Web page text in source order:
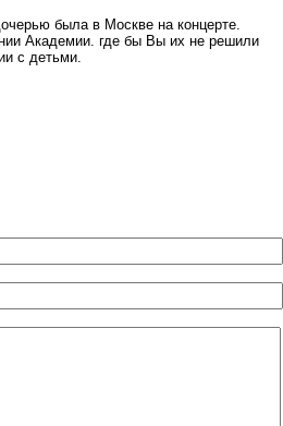
была в Москве на концерте.
Академии. где бы Вы их не решили
с детьми.